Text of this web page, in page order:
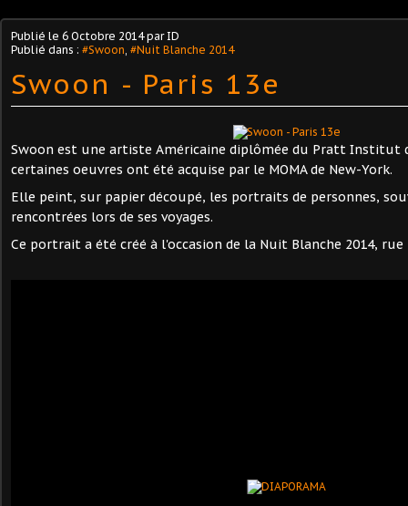
Publié le 6 Octobre 2014par ID
Publié dans : #Swoon, #Nuit Blanche 2014
Swoon - Paris 13e
Swoon est une artiste Américaine diplômée du Pratt Institut
certaines oeuvres ont été acquise par le MOMA de New-York.
Elle peint, sur papier découpé, les portraits de personnes,
rencontrées lors de ses voyages.
Ce portrait a été créé à l'occasion de la Nuit Blanche 2014, rue